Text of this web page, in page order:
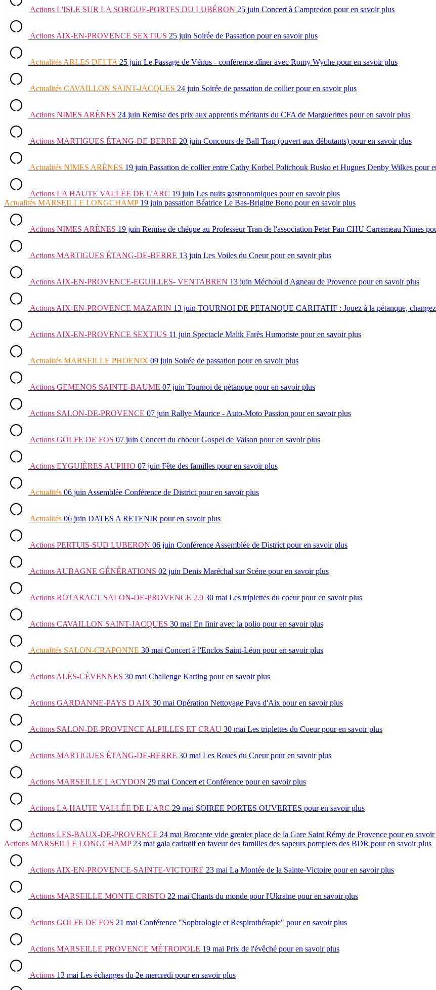
Actions L'ISLE SUR LA SORGUE-PORTES DU LUBÉRON 25 juin Concert à Campredon pour en savoir plus
Actions AIX-EN-PROVENCE SEXTIUS 25 juin Soirée de Passation pour en savoir plus
Actualités ARLES DELTA 25 juin Le Passage de Vénus - conférence-dîner avec Romy Wyche pour en savoir plus
Actualités CAVAILLON SAINT-JACQUES 24 juin Soirée de passation de collierpour en savoir plus
Actions NIMES ARÈNES 24 juin Remise des prix aux apprentis méritants du CFA de Marguerittes pour en savoir plus
Actions MARTIGUES ÉTANG-DE-BERRE 20 juin Concours de Ball Trap (ouvert aux débutants) pour en savoir plus
Actualités NIMES ARÈNES 19 juin Passation de collier entre Cathy Korbel Polichouk Busko et Hugues Denby Wilkes pour
Actions LA HAUTE VALLÉE DE L'ARC 19 juin Les nuits gastronomiques pour en savoir plus
Actualités MARSEILLE LONGCHAMP 19 juin passation Béatrice Le Bas-Brigitte Bono pour en savoir plus
Actions NIMES ARÈNES 19 juin Remise de chèque au Professeur Tran de l'association Peter Pan CHU Carremeau Nîmes
Actions MARTIGUES ÉTANG-DE-BERRE 13 juin Les Voiles du Coeur pour en savoir plus
Actions AIX-EN-PROVENCE-EGUILLES- VENTABREN 13 juin Méchoui d'Agneau de Provence pour en savoir plus
Actions AIX-EN-PROVENCE MAZARIN 13 juin TOURNOI DE PETANQUE CARITATIF : Jouez à la pétanque,
Actions AIX-EN-PROVENCE SEXTIUS 11 juin Spectacle Malik Farès Humoriste pour en savoir plus
Actualités MARSEILLE PHOENIX 09 juin Soirée de passation pour en savoir plus
Actions GEMENOS SAINTE-BAUME 07 juin Tournoi de pétanque pour en savoir plus
Actions SALON-DE-PROVENCE 07 juin Rallye Maurice - Auto-Moto Passion pour en savoir plus
Actions GOLFE DE FOS 07 juin Concert du choeur Gospel de Vaison pour en savoir plus
Actions EYGUIÈRES AUPIHO 07 juin Fête des familles pour en savoir plus
Actualités 06 juin Assemblée Conférence de District pour en savoir plus
Actualités 06 juin DATES A RETENIR pour en savoir plus
Actions PERTUIS-SUD LUBERON 06 juin Conférence Assemblée de District pour en savoir plus
Actions AUBAGNE GÉNÉRATIONS 02 juin Denis Maréchal sur Scéne pour en savoir plus
Actions ROTARACT SALON-DE-PROVENCE 2.0 30 mai Les triplettes du coeur pour en savoir plus
Actions CAVAILLON SAINT-JACQUES 30 mai En finir avec la polio pour en savoir plus
Actualités SALON-CRAPONNE 30 mai Concert à l'Enclos Saint-Léon pour en savoir plus
Actions ALÈS-CÉVENNES 30 mai Challenge Karting pour en savoir plus
Actions GARDANNE-PAYS D AIX 30 mai Opération Nettoyage Pays d'Aix pour en savoir plus
Actions SALON-DE-PROVENCE ALPILLES ET CRAU 30 mai Les triplettes du Coeur pour en savoir plus
Actions MARTIGUES ÉTANG-DE-BERRE 30 mai Les Roues du Coeur pour en savoir plus
Actions MARSEILLE LACYDON 29 mai Concert et Conférence pour en savoir plus
Actions LA HAUTE VALLÉE DE L'ARC 29 mai SOIREE PORTES OUVERTES pour en savoir plus
Actions LES-BAUX-DE-PROVENCE 24 mai Brocante vide grenier place de la Gare Saint Rémy de Provence pour en
Actions MARSEILLE LONGCHAMP 23 mai gala caritatif en faveur des familles des sapeurs pompiers des BDR pour en savoir plus
Actions AIX-EN-PROVENCE-SAINTE-VICTOIRE 23 mai La Montée de la Sainte-Victoire pour en savoir plus
Actions MARSEILLE MONTE CRISTO 22 mai Chants du monde pour l'Ukraine pour en savoir plus
Actions GOLFE DE FOS 21 mai Conférence "Sophrologie et Respirothérapie" pour en savoir plus
Actions MARSEILLE PROVENCE MÉTROPOLE 19 mai Prix de l'évêché pour en savoir plus
Actions 13 mai Les échanges du 2e mercredi pour en savoir plus